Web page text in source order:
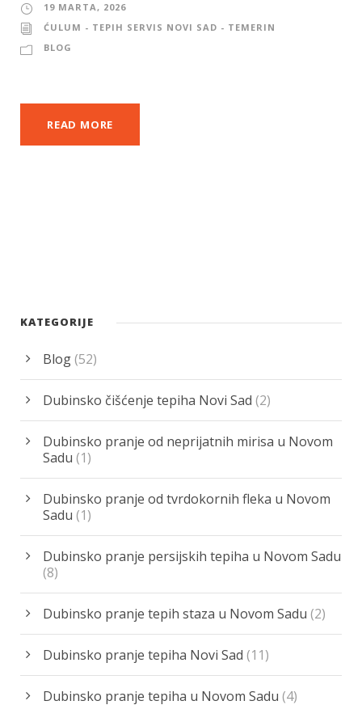
19 MARTA, 2026
ĆULUM - TEPIH SERVIS NOVI SAD - TEMERIN
BLOG
READ MORE
KATEGORIJE
Blog(52)
Dubinsko čišćenje tepiha Novi Sad (2)
Dubinsko pranje od neprijatnih mirisa u Novom
Sadu (1)
Dubinsko pranje od tvrdokornih fleka u Novom
Sadu (1)
Dubinsko pranje persijskih tepiha u Novom Sadu
(8)
Dubinsko pranje tepih staza u Novom Sadu (2)
Dubinsko pranje tepiha Novi Sad (11)
Dubinsko pranje tepiha u Novom Sadu (4)